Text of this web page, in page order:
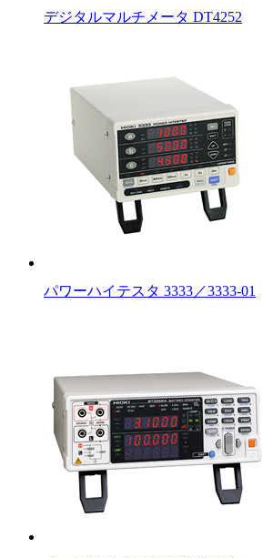
デジタルマルチメータ DT4252
パワーハイテスタ 3333／3333-01